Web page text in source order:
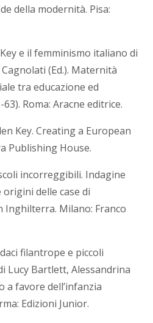
della modernità. Pisa:
e il femminismo italiano di
(Ed.). Maternità
tra educazione ed
Roma: Aracne editrice.
Key. Creating a European
Publishing House.
incorreggibili. Indagine
delle case di
Inghilterra. Milano: Franco
filantrope e piccoli
Lucy Bartlett, Alessandrina
a favore dell’infanzia
Edizioni Junior.